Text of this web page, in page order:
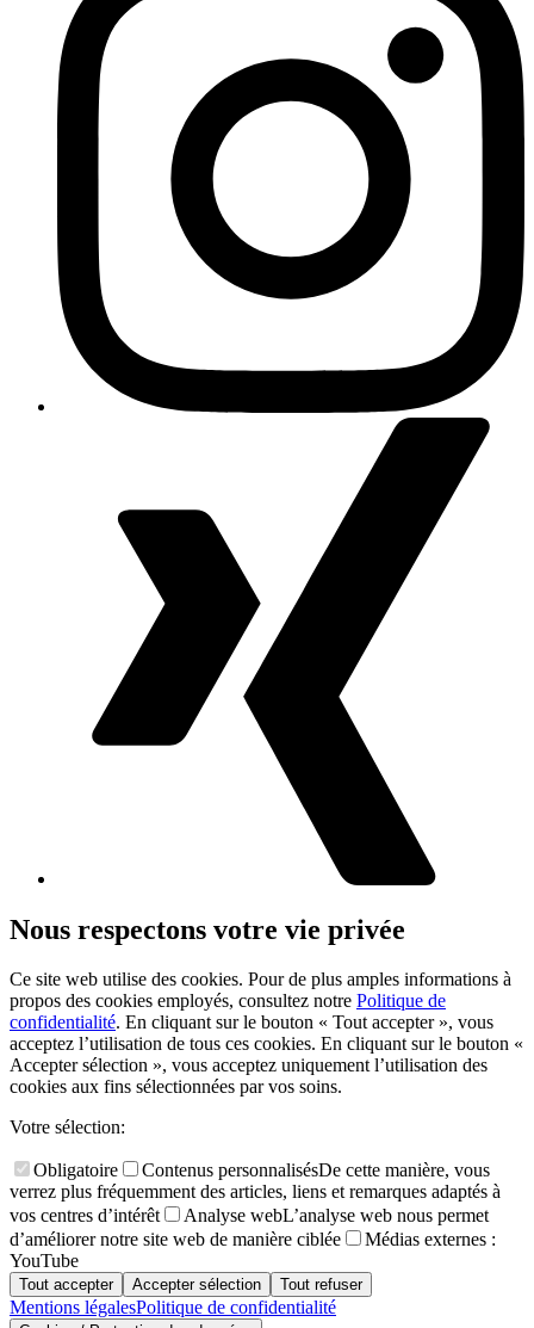
Nous respectons votre vie privée
Ce site web utilise des cookies. Pour de plus amples informations à
propos des cookies employés, consultez notre Politique de
confidentialité. En cliquant sur le bouton « Tout accepter », vous
acceptez l’utilisation de tous ces cookies. En cliquant sur le bouton «
Accepter sélection », vous acceptez uniquement l’utilisation des
cookies aux fins sélectionnées par vos soins.
Votre sélection:
Obligatoire Contenus personnalisésDe cette manière, vous
verrez plus fréquemment des articles, liens et remarques adaptés à
vos centres d’intérêt
Analyse webL’analyse web nous permet
d’améliorer notre site web de manière ciblée
Médias externes :
YouTube
Tout accepter Accepter sélection Tout refuser
Mentions légalesPolitique de confidentialité